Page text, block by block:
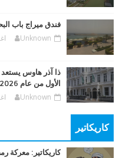
فندق ميراج باب
Unknown
ذا آذر هاوس يستعد
الأول من عام 2026
Unknown
كاريكاتير
كاريكاتير: معركة